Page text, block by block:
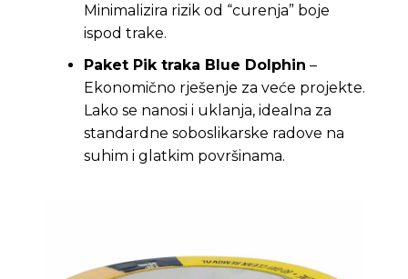
Minimalizira rizik od “curenja” boje
ispod trake.
Paket Pik traka Blue Dolphin –
Ekonomično rješenje za veće projekte.
Lako se nanosi i uklanja, idealna za
standardne soboslikarske radove na
suhim i glatkim površinama.